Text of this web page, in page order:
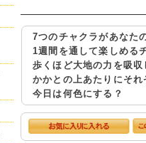
7つのチャクラがあなた
1週間を通して楽しめる
歩くほど大地の力を吸収
かかとの上あたりにそれ
今日は何色にする？